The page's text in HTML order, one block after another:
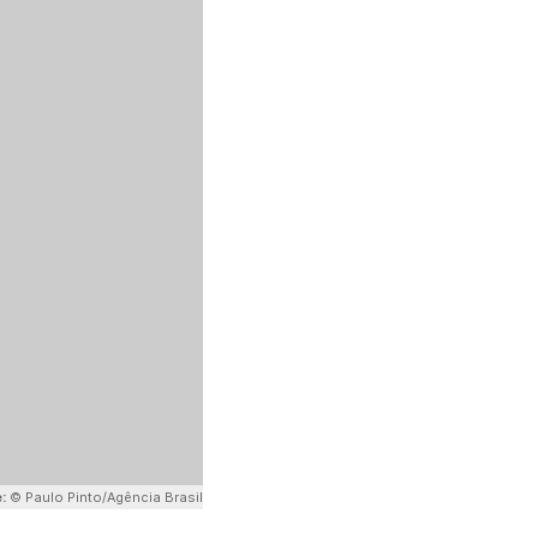
© Paulo Pinto/Agência Brasil